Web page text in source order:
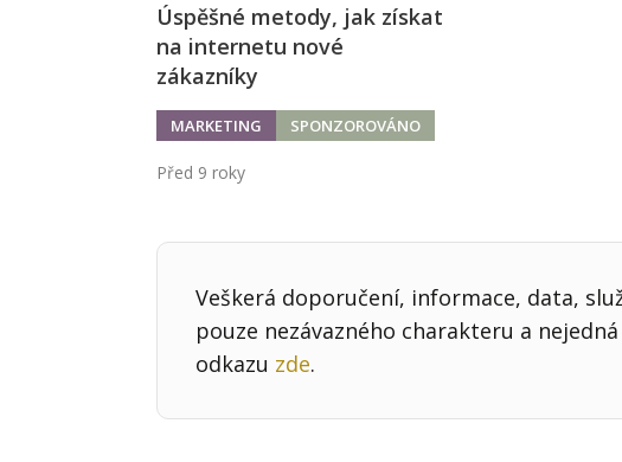
Úspěšné metody, jak získat
na internetu nové
zákazníky
MARKETING SPONZOROVÁNO
Před 9 roky
Veškerá doporučení, informace, data,
pouze nezávazného charakteru a
odkazu zde.